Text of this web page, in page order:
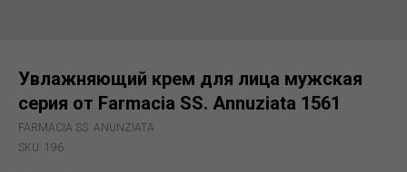
Увлажняющий крем для лица мужская
серия от Farmacia SS. Annuziata 1561
FARMACIA SS. ANUNZIATA
SKU: 196